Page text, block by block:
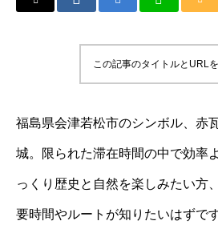
この記事のタイトルとURL
福島県会津若松市のシンボル、赤
城。限られた滞在時間の中で効率
っくり歴史と自然を楽しみたい方
要時間やルートが知りたいはずで